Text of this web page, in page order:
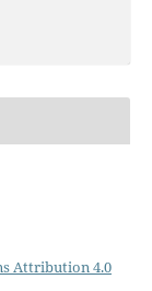
Attribution 4.0